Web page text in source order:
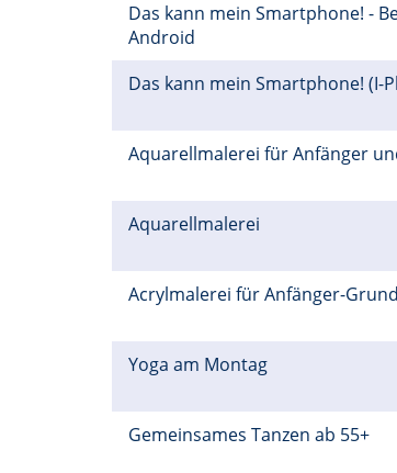
Das kann mein Smartphone! -
Android
Das kann mein Smartphone! (I-
Aquarellmalerei für Anfänger
Aquarellmalerei
Acrylmalerei für Anfänger-
Yoga am Montag
Gemeinsames Tanzen ab 55+